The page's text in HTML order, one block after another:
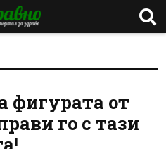
фигурата от
го с тази